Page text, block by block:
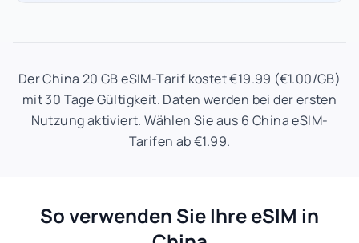
Der China 20 GB eSIM-Tarif kostet €19.99 (€1.00/GB)
mit 30 Tage Gültigkeit. Daten werden bei der ersten
Nutzung aktiviert. Wählen Sie aus 6 China eSIM-
Tarifen ab €1.99.
So verwenden Sie Ihre eSIM in